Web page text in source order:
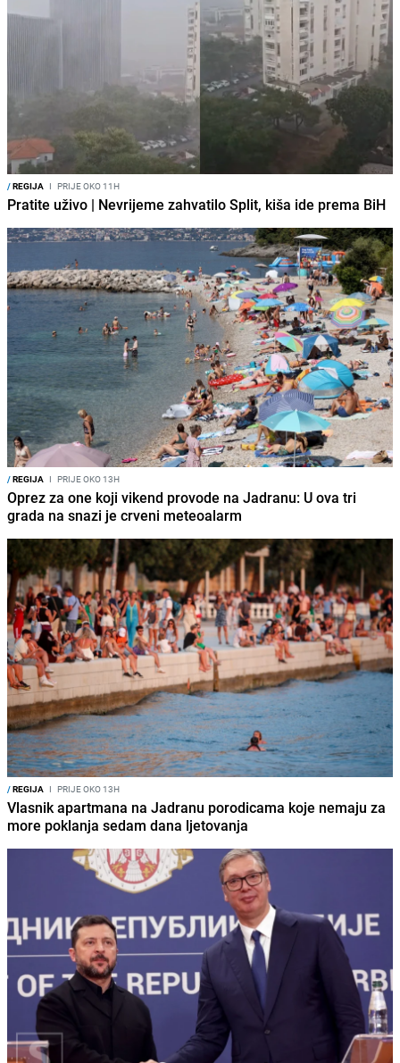
/REGIJA I PRIJE OKO 11H
Pratite uživo | Nevrijeme zahvatilo Split, kiša ide prema BiH
/REGIJA I PRIJE OKO 13H
Oprez za one koji vikend provode na Jadranu: U ova tri
grada na snazi je crveni meteoalarm
/REGIJA I PRIJE OKO 13H
Vlasnik apartmana na Jadranu porodicama koje nemaju za
more poklanja sedam dana ljetovanja